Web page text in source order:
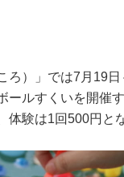
）」では7月19
ールすくいを開催
験は1回500円と